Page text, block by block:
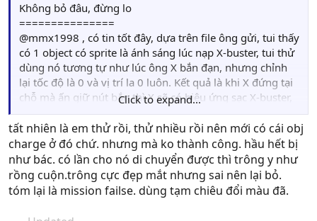
Không bỏ đâu, đừng lo
===============
@mmx1998 , có tin tốt đây, dựa trên file ông gửi, tui thấy
có 1 object có sprite là ánh sáng lúc nạp X-buster, tui thử
dùng nó tương tự như lúc ông X bắn đạn, nhưng chỉnh
lại tốc độ là 0 và vị trí la 0 luôn. Kết quả là khi X đứng tại
chỗ mà ấn giữ nút bắn thì X sẽ có hiệu ứng sạc X-buster,
nhưng tin xấu là lúc tui cho X di chuyển tới thì cái quần
sáng đó nó nằm lại tại chỗ, ặc, có cách nào để 1 object tự
động đi theo 1 object khác cho tới khi nó biến mất không
?
Click to expand...
tất nhiên là em thử rồi, thử nhiều rồi nên mới có cái obj
charge ở đó chứ. nhưng mà ko thành công. hầu hết bị
như bác. có lần cho nó di chuyển được thì trông y như
rồng cuộn.trông cực đẹp mắt nhưng sai nên lại bỏ.
tóm lại là mission failse. dùng tạm chiêu đổi màu đã.